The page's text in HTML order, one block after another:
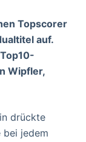
Topscorer
auf.
Wipfler,
drückte
bei jedem